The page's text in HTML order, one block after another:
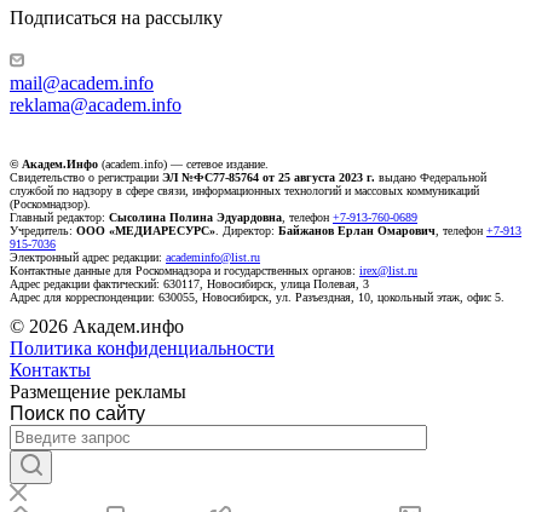
Подписаться на рассылку
mail@academ.info
reklama@academ.info
© Академ.Инфо (academ.info) — сетевое издание.
Свидетельство о регистрации ЭЛ №ФС77-85764 от 25 августа 2023 г. выдано Федеральной
службой по надзору в сфере связи, информационных технологий и массовых коммуникаций
(Роскомнадзор).
Главный редактор: Сысолина Полина Эдуардовна , телефон +7-913-760-0689
Учредитель: ООО «МЕДИАРЕСУРС» . Директор: Байжанов Ерлан Омарович , телефон +7-913
915-7036
Электронный адрес редакции: academinfo@list.ru
Контактные данные для Роскомнадзора и государственных органов: irex@list.ru
Адрес редакции фактический: 630117, Новосибирск, улица Полевая, 3
Адрес для корреспонденции: 630055, Новосибирск, ул. Разъездная, 10, цокольный этаж, офис 5.
© 2026 Академ.инфо
Политика конфиденциальности
Контакты
Размещение рекламы
Поиск по сайту